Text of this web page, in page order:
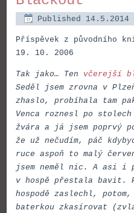
Published 14.5.2014
Příspěvek z původního
19. 10. 2006
Tak jako… Ten včerejší
Seděl jsem zrovna v
zhaslo, probíhala tam
Venca roznesl po
žvára a já jsem poprvý
že už nečudím, páč
ruce aspoň to malý
jsem neměl nic. A asi i
v hospě přestala bavit.
hospodě zaslechl,
baterkou zkasírovat